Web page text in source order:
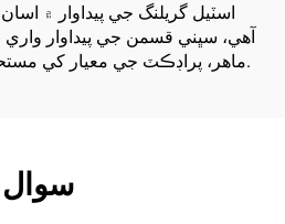
اسٽيل گريلنگ جي پيداوار ۾
آهي، سڀني قسمن جي پيداوار
ماھر، پراڊڪٽ جي معيار کي مستحڪم ۽ قابل اعتماد بڻائڻ لاءِ.
سوال